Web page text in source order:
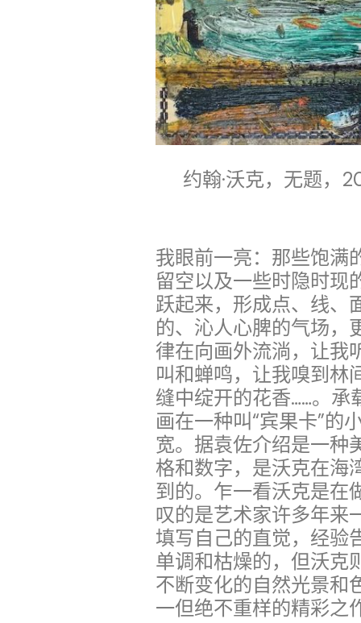
约翰·沃克，无题，
我眼前一亮：那些饱满
留空以及一些时隐时现
跃起来，形成点、线、
的、沁人心脾的气场，
律在向画外流淌，让我
叫和蝉鸣，让我嗅到林
缝中绽开的花香……。承
画在一种叫“宾果卡”的
宽。据袁佐介绍是一种
格和数字，是沃克在海
到的。乍一看沃克是在
叹的是艺术家许多年来
填写自己的直觉，经验
单调和枯燥的，但沃克
不断变化的自然光景和
一但绝不重样的精彩之